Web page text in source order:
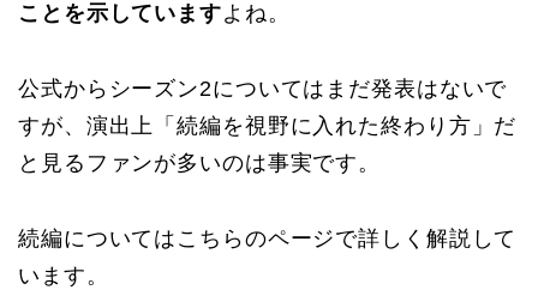
ことを示していますよね。
公式からシーズン2についてはまだ発表はないで
すが、演出上「続編を視野に入れた終わり方」だ
と見るファンが多いのは事実です。
続編についてはこちらのページで詳しく解説して
います。